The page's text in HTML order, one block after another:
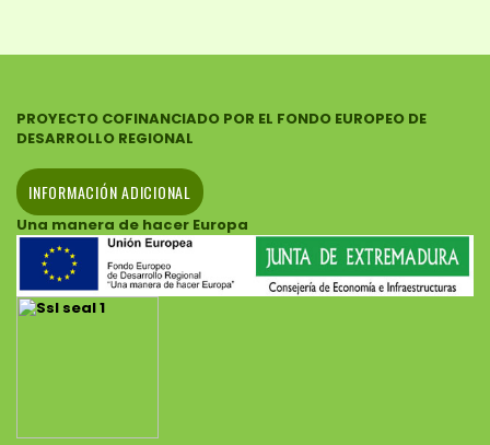
PROYECTO COFINANCIADO POR EL FONDO EUROPEO DE
DESARROLLO REGIONAL
INFORMACIÓN ADICIONAL
Una manera de hacer Europa